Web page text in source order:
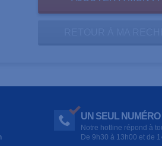
UN SEUL NUMÉRO
Notre hotline répond à
De 9h30 à 13h00 et de